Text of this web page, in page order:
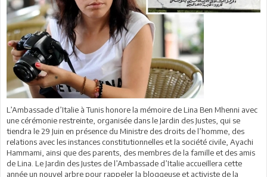
L’Ambassade d’Italie à Tunis honore la mémoire de Lina Ben Mhenni avec
une cérémonie restreinte, organisée dans le Jardin des Justes, qui se
tiendra le 29 Juin en présence du Ministre des droits de l’homme, des
relations avec les instances constitutionnelles et la société civile, Ayachi
Hammami, ainsi que des parents, des membres de la famille et des amis
de Lina. Le Jardin des Justes de l’Ambassade d’Italie accueillera cette
année un nouvel arbre pour rappeler la bloggeuse et activiste de la